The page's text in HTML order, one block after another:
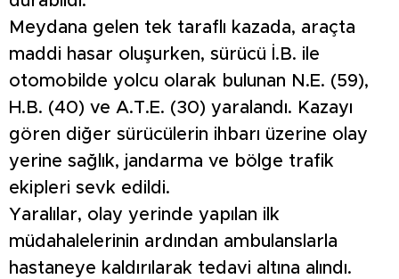
Meydana gelen tek taraflı kazada, araçta
maddi hasar oluşurken, sürücü İ.B. ile
otomobilde yolcu olarak bulunan N.E. (59),
H.B. (40) ve A.T.E. (30) yaralandı. Kazayı
gören diğer sürücülerin ihbarı üzerine olay
yerine sağlık, jandarma ve bölge trafik
ekipleri sevk edildi.
Yaralılar, olay yerinde yapılan ilk
müdahalelerinin ardından ambulanslarla
hastaneye kaldırılarak tedavi altına alındı.